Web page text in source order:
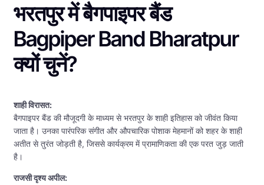
भरतपुर में बैगपाइपर बैंड
Bagpiper Band Bharatpur
क्यों चुनें?
शाही विरासत:
बैगपाइपर बैंड की मौजूदगी के माध्यम से भरतपुर के शाही इतिहास को जीवंत किया
जाता है। उनका पारंपरिक संगीत और औपचारिक पोशाक मेहमानों को शहर के शाही
अतीत से तुरंत जोड़ती है, जिससे कार्यक्रम में प्रामाणिकता की एक परत जुड़ जाती
है।
राजसी दृश्य अपील: